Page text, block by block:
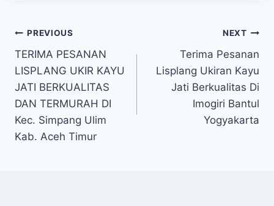
PREVIOUS
TERIMA PESANAN
LISPLANG UKIR KAYU
JATI BERKUALITAS
DAN TERMURAH DI
Kec. Simpang Ulim
Kab. Aceh Timur
NEXT
Terima Pesanan
Lisplang Ukiran Kayu
Jati Berkualitas Di
Imogiri Bantul
Yogyakarta